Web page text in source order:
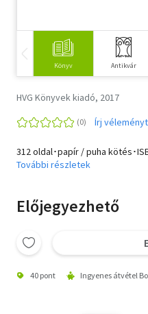
Történelem
Könyv Antikvár
HVG Könyvek kiadó, 2017
Írj
312 oldal･papír / puha kötés･
További részletek
Előjegyezhető
40 pont Ingyenes átvétel